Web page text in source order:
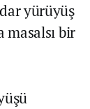
yürüyüş
bir